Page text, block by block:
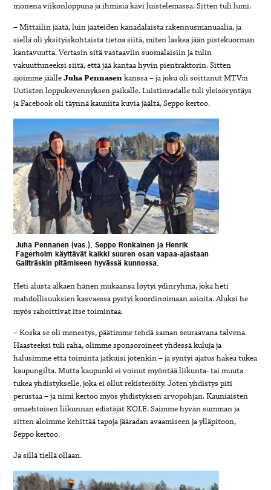
monena viikonloppuna ja ihmisiä kävi luistelemassa. Sitten tuli lumi.
– Mittailin jäätä, luin jääteiden kanadalaista rakennusmanuaalia, ja
siellä oli yksityiskohtaista tietoa siitä, miten laskea jään pistekuorman
kantavuutta. Vertasin sitä vastaaviin suomalaisiin ja tulin
vakuuttuneeksi siitä, että jää kantaa hyvin pientraktorin. Sitten
ajoimme jäälleJuha Pennasenkanssa – ja joku oli soittanut MTV:n
Uutisten loppukevennyksen paikalle. Luistinradalle tuli yleisöryntäys
ja Facebook oli täynnä kauniita kuvia jäältä, Seppo kertoo.
Juha Pennanen (vas.), Seppo Ronkainen ja Henrik
Fagerholm käyttävät kaikki suuren osan vapaa-ajastaan
Gallträskin pitämiseen hyvässä kunnossa.
Heti alusta alkaen hänen mukaansa löytyi ydinryhmä, joka heti
mahdollisuuksien kasvaessa pystyi koordinoimaan asioita. Aluksi he
myös rahoittivat itse toimintaa.
– Koska se oli menestys, päätimme tehdä saman seuraavana talvena.
Haasteeksi tuli raha, olimme sponsoroineet yhdessä kuluja ja
halusimme että toiminta jatkuisi jotenkin – ja syntyi ajatus hakea tukea
kaupungilta. Mutta kaupunki ei voinut myöntää liikunta- tai muuta
tukea yhdistykselle, joka ei ollut rekisteröity. Joten yhdistys piti
perustaa – ja nimi kertoo myös yhdistyksen arvopohjan. Kauniaisten
omaehtoisen liikunnan edistäjät KOLE. Saimme hyvän summan ja
sitten aloimme kehittää tapoja jääradan avaamiseen ja ylläpitoon,
Seppo kertoo.
Ja sillä tiellä ollaan.